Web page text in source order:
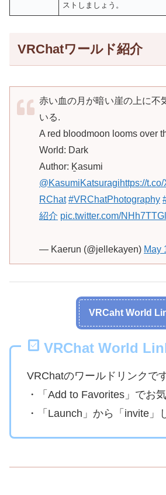
ストしましょう。
VRChatワールド紹介
赤い血の月が暗い崖の上に不
いる.
A red bloodmoon looms over
World: Dark
Author: Ḵasumi
@KasumiKatsuragihttps://
RChat #VRChatPhotography
紹介 pic.twitter.com/
— Kaerun (@jellekayen) May
VRCaht World
VRChat World
VRChatのワールドリンクです
・「Add to Favorites」でお
・「Launch」から「invite」